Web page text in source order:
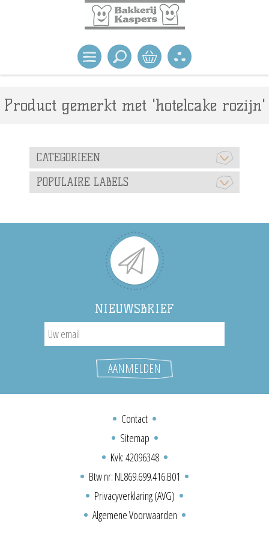
Product gemerkt met 'hotelcake rozijn'
CATEGORIEEN
POPULAIRE LABELS
NIEUWSBRIEF
Contact
Sitemap
Kvk: 42096348
Btw nr: NL869.699.416.B01
Privacyverklaring (AVG)
Algemene Voorwaarden